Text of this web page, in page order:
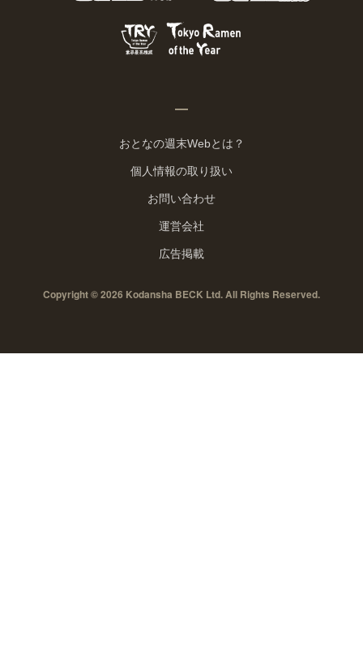
おとなの週末Webとは？
個人情報の取り扱い
お問い合わせ
運営会社
広告掲載
Copyright © 2026 Kodansha BECK Ltd. All Rights Reserved.